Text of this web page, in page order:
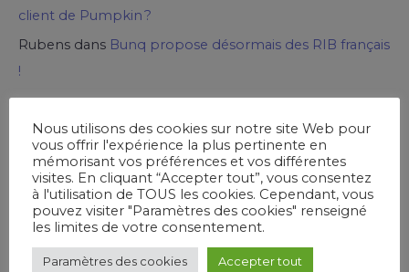
client de Pumpkin ?
Rubens dans Bunq propose désormais des RIB français
!
Ouvrez un Compte chez Viabuy
Souscrivez à notre newsletter !
Nous utilisons des cookies sur notre site Web pour
vous offrir l'expérience la plus pertinente en
mémorisant vos préférences et vos différentes
visites. En cliquant “Accepter tout”, vous consentez
à l'utilisation de TOUS les cookies. Cependant, vous
pouvez visiter "Paramètres des cookies" renseigné
les limites de votre consentement.
Paramètres des cookies Accepter tout